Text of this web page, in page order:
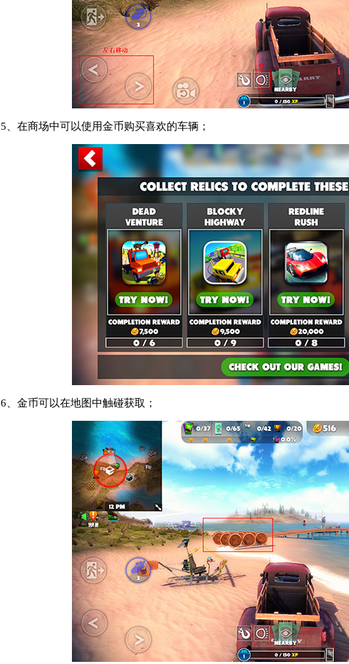
5、在商场中可以使用金币购买喜欢的车辆；
6、金币可以在地图中触碰获取；